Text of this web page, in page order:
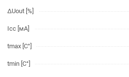
ΔUout [%]
Icc [мА]
tmax [С°]
tmin [С°]